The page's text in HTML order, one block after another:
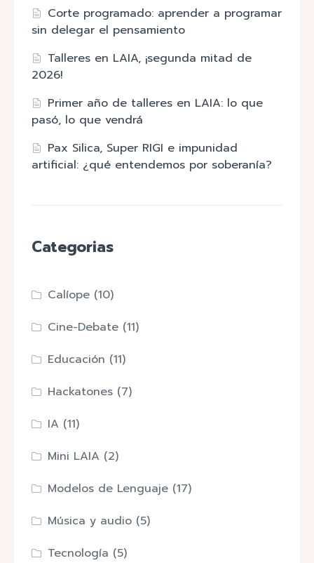
Corte programado: aprender a programar
sin delegar el pensamiento
Talleres en LAIA, ¡segunda mitad de
2026!
Primer año de talleres en LAIA: lo que
pasó, lo que vendrá
Pax Silica, Super RIGI e impunidad
artificial: ¿qué entendemos por soberanía?
Categorias
Calíope (10)
Cine-Debate (11)
Educación (11)
Hackatones (7)
IA (11)
Mini LAIA (2)
Modelos de Lenguaje (17)
Música y audio (5)
Tecnología (5)